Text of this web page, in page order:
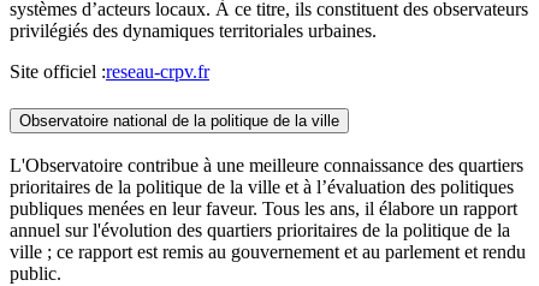
systèmes d’acteurs locaux. À ce titre, ils constituent des observateurs
privilégiés des dynamiques territoriales urbaines.
Site officiel :reseau-crpv.fr
Observatoire national de la politique de la ville
L'Observatoire contribue à une meilleure connaissance des quartiers
prioritaires de la politique de la ville et à l’évaluation des politiques
publiques menées en leur faveur. Tous les ans, il élabore un rapport
annuel sur l'évolution des quartiers prioritaires de la politique de la
ville ; ce rapport est remis au gouvernement et au parlement et rendu
public.